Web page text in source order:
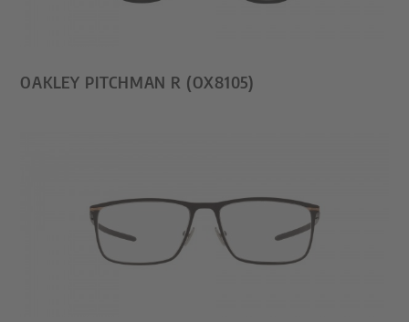
OAKLEY PITCHMAN R (OX8105)